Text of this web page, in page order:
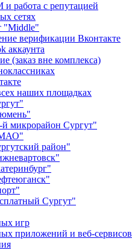
работа с репутацией
сетях
"Middle"
верификации Вконтакте
аккаунта
(заказ вне комплекса)
наших площадках
микрорайон Сургут"
район"
Сургут"
игр
приложений и веб-сервисов